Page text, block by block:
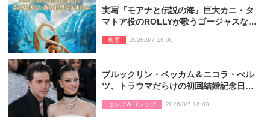
実写『モアナと伝説の海』巨大カニ・タ
マトア役のROLLYが歌うゴージャスな劇
映画 2026/8/7 16:00
ブルックリン・ベッカム＆ニコラ・ぺル
ツ、トラウマだらけの初回結婚記念日は
セレブ＆ゴシップ 2026/8/7 16:00